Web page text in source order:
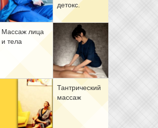
де­токс.
Мас­саж ли­ца
и те­ла
Тан­три­че­ский
мас­саж